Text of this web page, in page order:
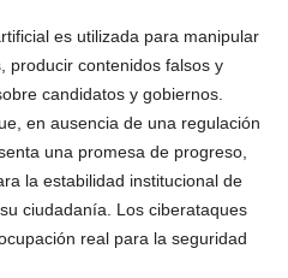
es utilizada para manipular
producir contenidos falsos y
candidatos y gobiernos.
en ausencia de una regulación
una promesa de progreso,
la estabilidad institucional de
ciudadanía. Los ciberataques
real para la seguridad